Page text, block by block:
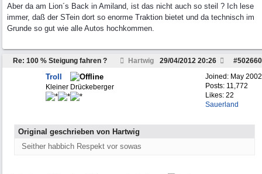
Aber da am Lion´s Back in Amiland, ist das nicht auch so steil ? Ich lese
immer, daß der STein dort so enorme Traktion bietet und da technisch im
Grunde so gut wie alle Autos hochkommen.
Re: 100 % Steigung fahren ? Hartwig #502660
29/04/2012 20:26
Joined: May 2002
Posts: 11,772
Likes: 22
Sauerland
Troll
Kleiner Drückeberger
Original geschrieben von Hartwig
Seither habbich Respekt vor sowas